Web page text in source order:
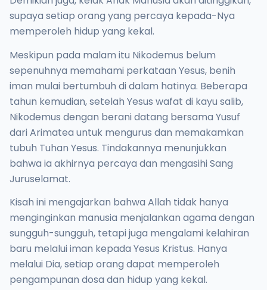
supaya setiap orang yang percaya kepada-Nya
memperoleh hidup yang kekal.
Meskipun pada malam itu Nikodemus belum
sepenuhnya memahami perkataan Yesus, benih
iman mulai bertumbuh di dalam hatinya. Beberapa
tahun kemudian, setelah Yesus wafat di kayu salib,
Nikodemus dengan berani datang bersama Yusuf
dari Arimatea untuk mengurus dan memakamkan
tubuh Tuhan Yesus. Tindakannya menunjukkan
bahwa ia akhirnya percaya dan mengasihi Sang
Juruselamat.
Kisah ini mengajarkan bahwa Allah tidak hanya
menginginkan manusia menjalankan agama dengan
sungguh-sungguh, tetapi juga mengalami kelahiran
baru melalui iman kepada Yesus Kristus. Hanya
melalui Dia, setiap orang dapat memperoleh
pengampunan dosa dan hidup yang kekal.